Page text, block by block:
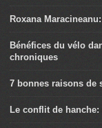
Roxana
Bénéfices du vélo
chroniques
7 bonnes raisons de
Le conflit de